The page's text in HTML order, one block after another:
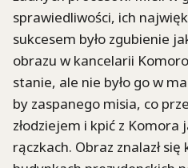
sprawiedliwości, ich
sukcesem było zgubienie
obrazu w kancelarii
stanie, ale nie było go w
by zaspanego misia, co
złodziejem i kpić z
rączkach. Obraz znalazł